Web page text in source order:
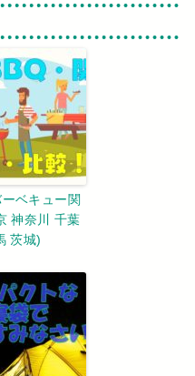
ベキュー関
神奈川 千葉
茨城)